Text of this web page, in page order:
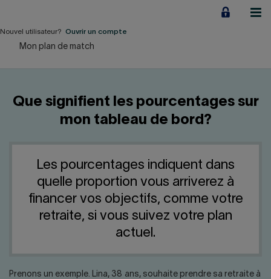
contenu
Financement d'entreprise
À propos
LIENS RAPIDES
Nous joindre Salle de presse
Nouvel utilisateur? Ouvrir un compte
Mon plan de match
Que signifient les pourcentages sur
mon tableau de bord?
Les pourcentages indiquent dans
quelle proportion vous arriverez à
financer vos objectifs, comme votre
retraite, si vous suivez votre plan
actuel.
Prenons un exemple. Lina, 38 ans, souhaite prendre sa retraite à